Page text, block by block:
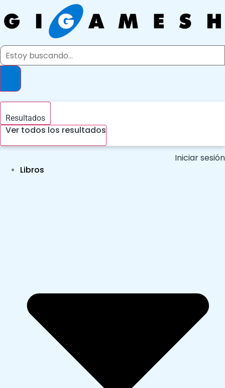
al
contenido
Search
Resultados
Ver todos los resultados
Iniciar sesión
Libros